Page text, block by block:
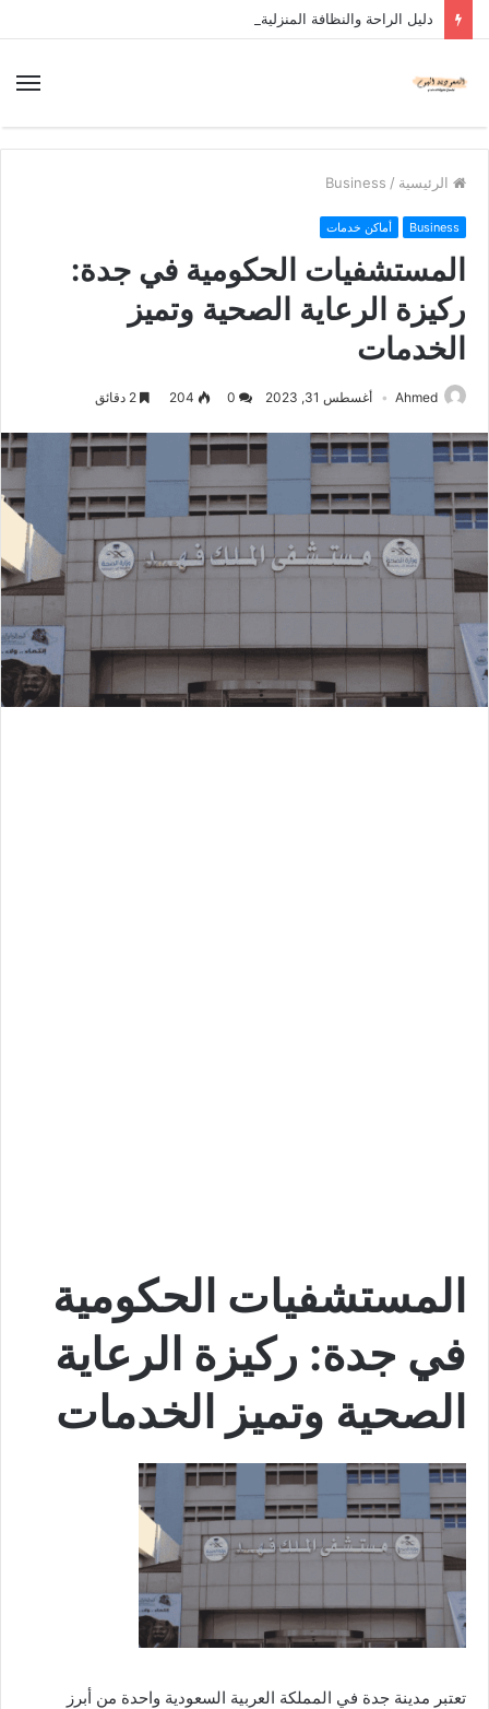
دليل الراحة والنظافة المنزلية
الرئيسية /
Business
Business أماكن خدمات
المستشفيات الحكومية في جدة:
ركيزة الرعاية الصحية وتميز
الخدمات
Ahmed أغسطس 31, 2023 204
المستشفيات الحكومية
في جدة: ركيزة الرعاية
الصحية وتميز الخدمات
تعتبر مدينة جدة في المملكة العربية السعودية واحدة من أبرز